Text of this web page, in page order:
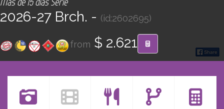
Find your Tour
2026-27 Brch. - (id:2602695)
from $ 2.621